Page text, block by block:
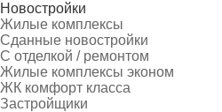
Новостройки
Жилые комплексы
Сданные новостройки
С отделкой / ремонтом
Жилые комплексы эконом
ЖК комфорт класса
Застройщики